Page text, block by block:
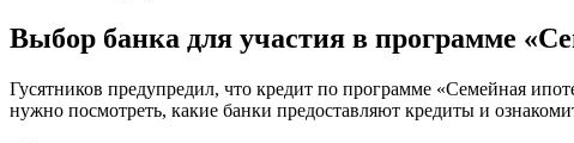
Выбор банка для участия в программе
Гусятников предупредил, что кредит по программе «Семейная
нужно посмотреть, какие банки предоставляют кредиты и